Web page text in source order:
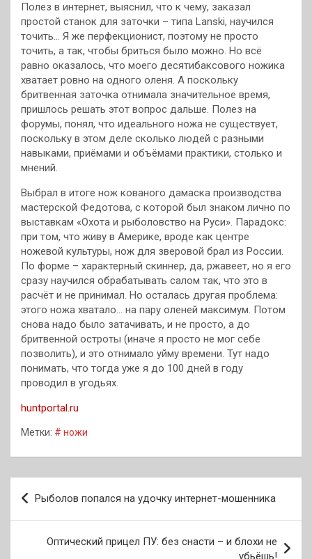
Полез в интернет, выяснил, что к чему, заказал
простой станок для заточки – типа Lanski, научился
точить… Я же перфекционист, поэтому не просто
точить, а так, чтобы бриться было можно. Но всё
равно оказалось, что моего десятибаксового ножика
хватает ровно на одного оленя. А поскольку
бритвенная заточка отнимала значительное время,
пришлось решать этот вопрос дальше. Полез на
форумы, понял, что идеального ножа не существует,
поскольку в этом деле сколько людей с разными
навыками, приёмами и объёмами практики, столько и
мнений.
Выбрал в итоге нож кованого дамаска производства
мастерской Федотова, с которой был знаком лично по
выставкам «Охота и рыболовство на Руси». Парадокс:
при том, что живу в Америке, вроде как центре
ножевой культуры, нож для зверовой брал из России.
По форме – характерный скиннер, да, ржавеет, но я его
сразу научился обрабатывать салом так, что это в
расчёт и не принимал. Но осталась другая проблема:
этого ножа хватало… на пару оленей максимум. Потом
снова надо было затачивать, и не просто, а до
бритвенной остроты (иначе я просто не мог себе
позволить), и это отнимало уйму времени. Тут надо
понимать, что тогда уже я до 100 дней в году
проводил в угодьях.
huntportal.ru
Метки: # ножи
Навигация
по
записям
Рыболов попался на удочку интернет-мошенника
Оптический прицел ПУ: без снасти – и блохи не
убьёшь!